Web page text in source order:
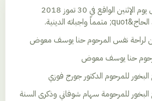
إنتقل إلى رحمته تعالى يوم الإثنين الواقع في 30 تموز 2018
لراحة نفس المرحوم حنا يوسف معوض
حنا يوسف معوض
للمرحوم الدكتور جورج فوزي
للمرحومة سهام شوفاني وذكرى السنة